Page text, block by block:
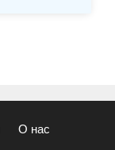
О нас